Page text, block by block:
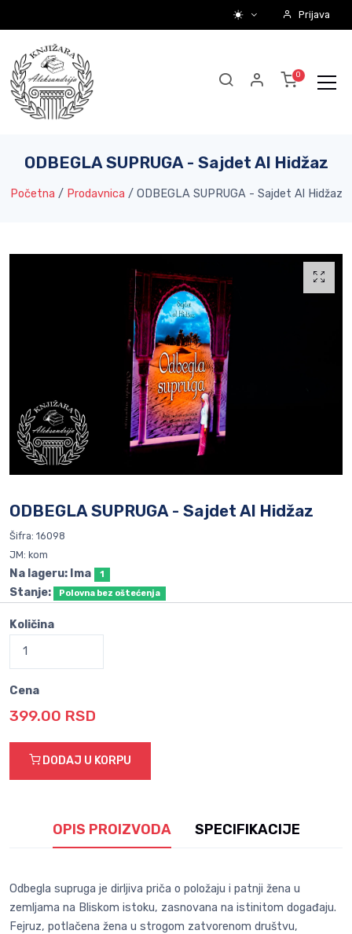
Prijava
ODBEGLA SUPRUGA - Sajdet Al Hidžaz
Početna / Prodavnica / ODBEGLA SUPRUGA - Sajdet Al Hidžaz
ODBEGLA SUPRUGA - Sajdet Al Hidžaz
Šifra: 16098
JM: kom
Na lageru: Ima 1
Stanje: Polovna bez oštećenja
Količina
Cena
399.00 RSD
DODAJ U KORPU
OPIS PROIZVODA SPECIFIKACIJE
Odbegla supruga je dirljiva priča o položaju i patnji žena u
zemljama na Bliskom istoku, zasnovana na istinitom događaju.
Fejruz, potlačena žena u strogom zatvorenom društvu,